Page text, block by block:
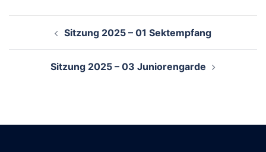
Sitzung 2025 – 01 Sektempfang
Sitzung 2025 – 03 Juniorengarde